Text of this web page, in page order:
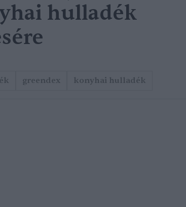
hulladék
greendex konyhai hulladék